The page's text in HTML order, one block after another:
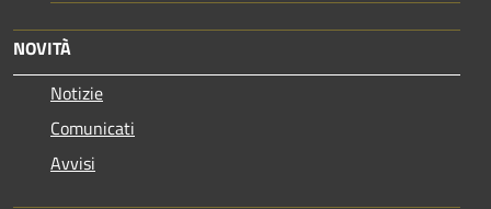
NOVITÀ
Notizie
Comunicati
Avvisi